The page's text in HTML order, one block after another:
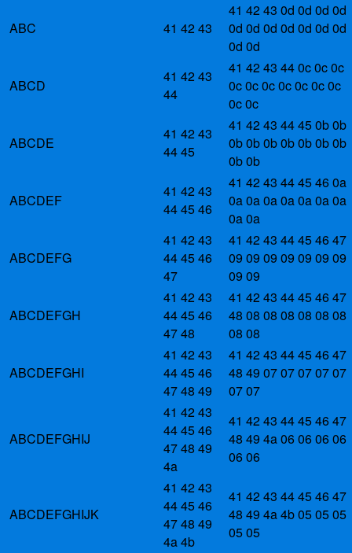
ABC 41 42 43
41 42 43 0d 0d 0d 0d
0d 0d 0d 0d 0d 0d 0d
0d 0d
ABCD
41 42 43
44
41 42 43 44 0c 0c 0c
0c 0c 0c 0c 0c 0c 0c
0c 0c
ABCDE
41 42 43
44 45
41 42 43 44 45 0b 0b
0b 0b 0b 0b 0b 0b 0b
0b 0b
ABCDEF
41 42 43
44 45 46
41 42 43 44 45 46 0a
0a 0a 0a 0a 0a 0a 0a
0a 0a
ABCDEFG
41 42 43
44 45 46
47
41 42 43 44 45 46 47
09 09 09 09 09 09 09
09 09
ABCDEFGH
41 42 43
44 45 46
47 48
41 42 43 44 45 46 47
48 08 08 08 08 08 08
08 08
ABCDEFGHI
41 42 43
44 45 46
47 48 49
41 42 43 44 45 46 47
48 49 07 07 07 07 07
07 07
ABCDEFGHIJ
41 42 43
44 45 46
47 48 49
4a
41 42 43 44 45 46 47
48 49 4a 06 06 06 06
06 06
ABCDEFGHIJK
41 42 43
44 45 46
47 48 49
4a 4b
41 42 43 44 45 46 47
48 49 4a 4b 05 05 05
05 05